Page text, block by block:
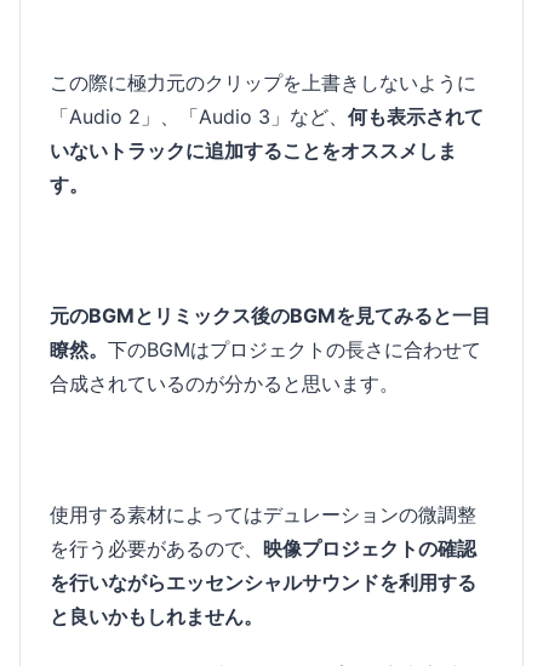
この際に極力元のクリップを上書きしないように
「Audio 2」、「Audio 3」など、 何も表示されて
いないトラックに追加することをオススメしま
す。
元のBGMとリミックス後のBGMを見てみると一目
瞭然。 下のBGMはプロジェクトの長さに合わせて
合成されているのが分かると思います。
使用する素材によってはデュレーションの微調整
を行う必要があるので、 映像プロジェクトの確認
を行いながらエッセンシャルサウンドを利用する
と良いかもしれません。